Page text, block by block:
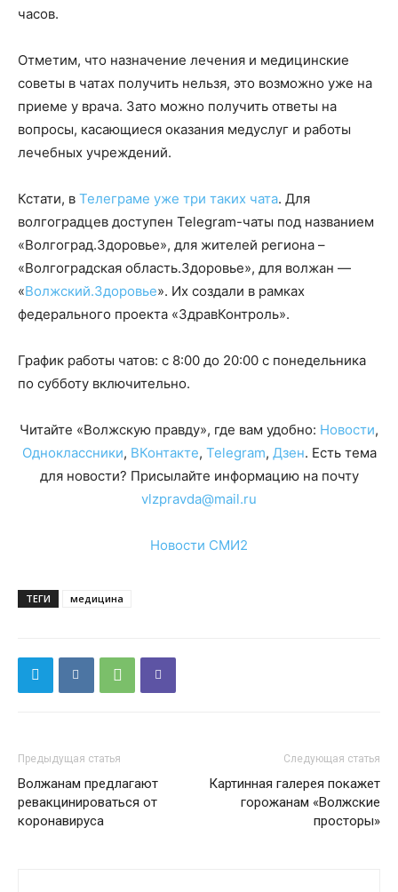
часов.
Отметим, что назначение лечения и медицинские
советы в чатах получить нельзя, это возможно уже на
приеме у врача. Зато можно получить ответы на
вопросы, касающиеся оказания медуслуг и работы
лечебных учреждений.
Кстати, в Телеграме уже три таких чата. Для
волгоградцев доступен Telegram-чаты под названием
«Волгоград.Здоровье», для жителей региона –
«Волгоградская область.Здоровье», для волжан —
«Волжский.Здоровье». Их создали в рамках
федерального проекта «ЗдравКонтроль».
График работы чатов: с 8:00 до 20:00 с понедельника
по субботу включительно.
Читайте «Волжскую правду», где вам удобно: Новости,
Одноклассники, ВКонтакте, Telegram, Дзен. Есть тема
для новости? Присылайте информацию на почту
vlzpravda@mail.ru
Новости СМИ2
ТЕГИ медицина
Предыдущая статья
Волжанам предлагают
ревакцинироваться от
коронавируса
Следующая статья
Картинная галерея покажет
горожанам «Волжские
просторы»